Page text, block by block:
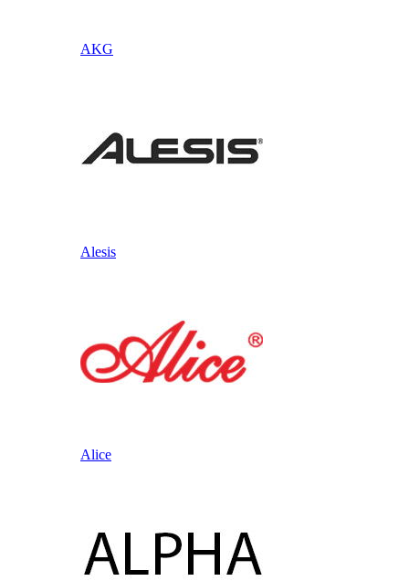
AKG
Alesis
Alice